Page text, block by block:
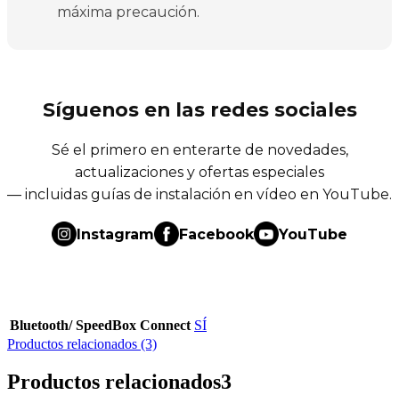
máxima precaución.
Síguenos en las redes sociales
Sé el primero en enterarte de novedades,
actualizaciones y ofertas especiales
— incluidas guías de instalación en vídeo en YouTube.
Instagram Facebook YouTube
Bluetooth/ SpeedBox Connect SÍ
Productos relacionados (3)
Productos relacionados3